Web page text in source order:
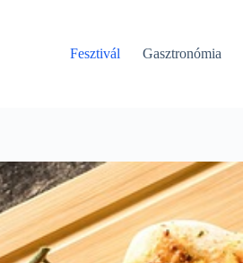
Fesztivál Gasztronómia